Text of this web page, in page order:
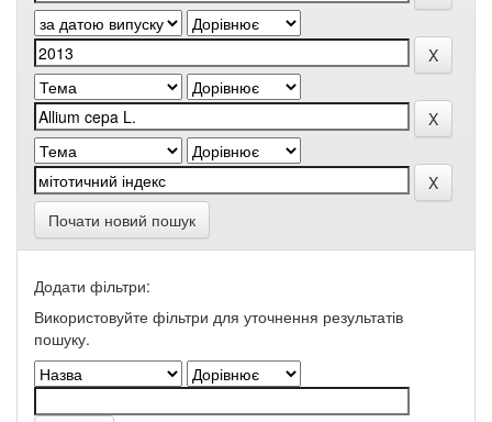
Почати новий пошук
Додати фільтри:
Використовуйте фільтри для уточнення результатів
пошуку.